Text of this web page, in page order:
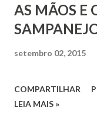
AS MÃOS E
setembro 02, 2015
COMPARTILHAR
LEIA MAIS »